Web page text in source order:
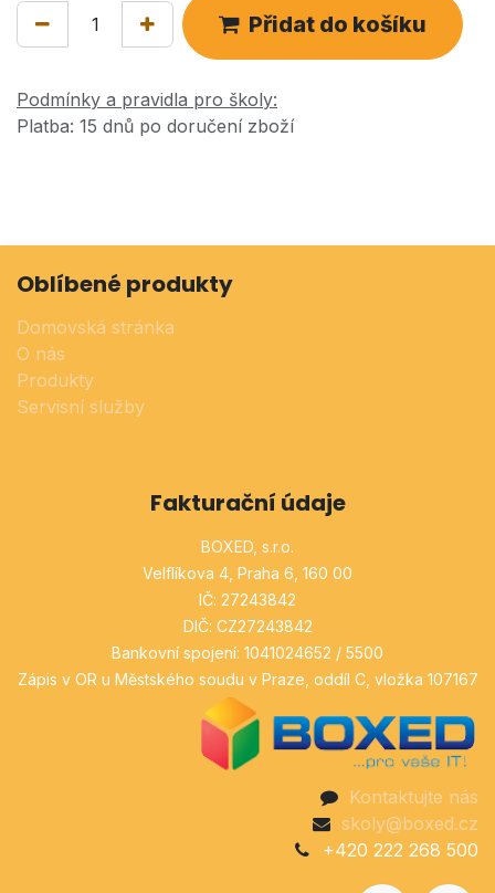
Přidat do košíku
Podmínky a pravidla pro školy:
Platba: 15 dnů po doručení zboží
Oblíbené produkty
Domovská stránka
O nás
Produkty
Servisní služby
Fakturační údaje
BOXED, s.r.o.
Velflíkova 4, Praha 6, 160 00
IČ: 27243842
DIČ: CZ27243842
Bankovní spojení: 1041024652 / 5500
Zápis v OR u Městského soudu v Praze, oddíl C, vložka 107167
Kontaktujte nás
skoly@boxed.cz
+420 222 268 500